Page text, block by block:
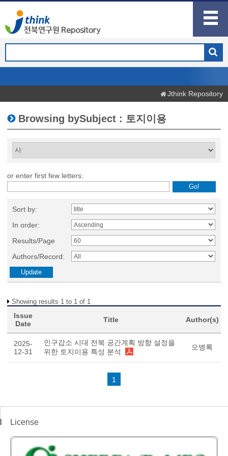
Jthink Repository
Browsing bySubject : 토지이용
or enter first few letters:
Sort by:
In order:
Results/Page
Authors/Record:
Showing results 1 to 1 of 1
Issue
Date
Title Author(s)
2025-
12-31
인구감소 시대 전북 공간계획 방향 설정을
위한 토지이용 특성 분석
오병록
1
License